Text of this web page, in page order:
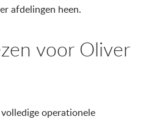
afdelingen heen.
voor Oliver
operationele